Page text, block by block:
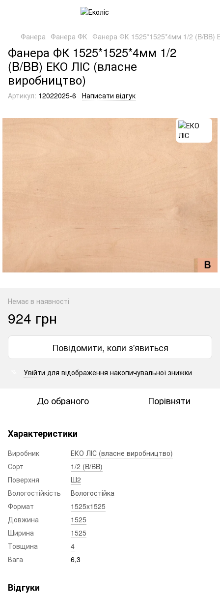
Фанера Фанера ФК Фанера ФК 1525*1525*4мм 1/2 (B/BB)
Фанера ФК 1525*1525*4мм 1/2
(B/BB) ЕКО ЛІС (власне
виробництво)
Артикул: 12022025-6 Написати відгук
Немає в наявності
924 грн
Повідомити, коли з'явиться
Увійти для відображення накопичувальної знижки
До обраного Порівняти
Характеристики
Виробник
ЕКО ЛІС (власне виробництво)
Сорт
1/2 (B/BB)
Поверхня
Ш2
Вологостійкість
Вологостійка
Формат
1525x1525
Довжина
1525
Ширина
1525
Товщина
4
Вага
6,3
Відгуки